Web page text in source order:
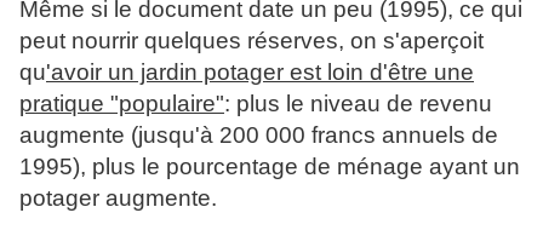
Même si le document date un peu (1995), ce qui
peut nourrir quelques réserves, on s'aperçoit
qu'avoir un jardin potager est loin d'être une
pratique "populaire": plus le niveau de revenu
augmente (jusqu'à 200 000 francs annuels de
1995), plus le pourcentage de ménage ayant un
potager augmente.